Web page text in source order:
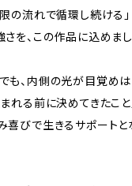
の流れで循環し続ける」
を、この作品に込めまし
も、内側の光が目覚め
れる前に決めてきたこ
喜びで生きるサポートと